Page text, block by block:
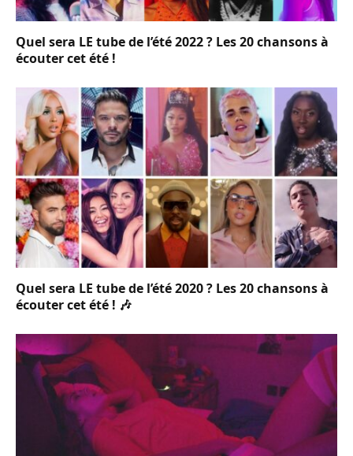
Quel sera LE tube de l’été 2022 ? Les 20 chansons à
écouter cet été !
Quel sera LE tube de l’été 2020 ? Les 20 chansons à
écouter cet été ! 🎶